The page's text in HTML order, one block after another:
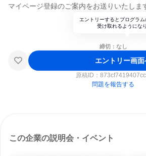
マイページ登録のご案内をお送りいたしま
エントリーするとプログラ
受け取れるようにな
締切：なし
エントリー画面
原稿ID：
問題を報告する
この企業の説明会・イベント